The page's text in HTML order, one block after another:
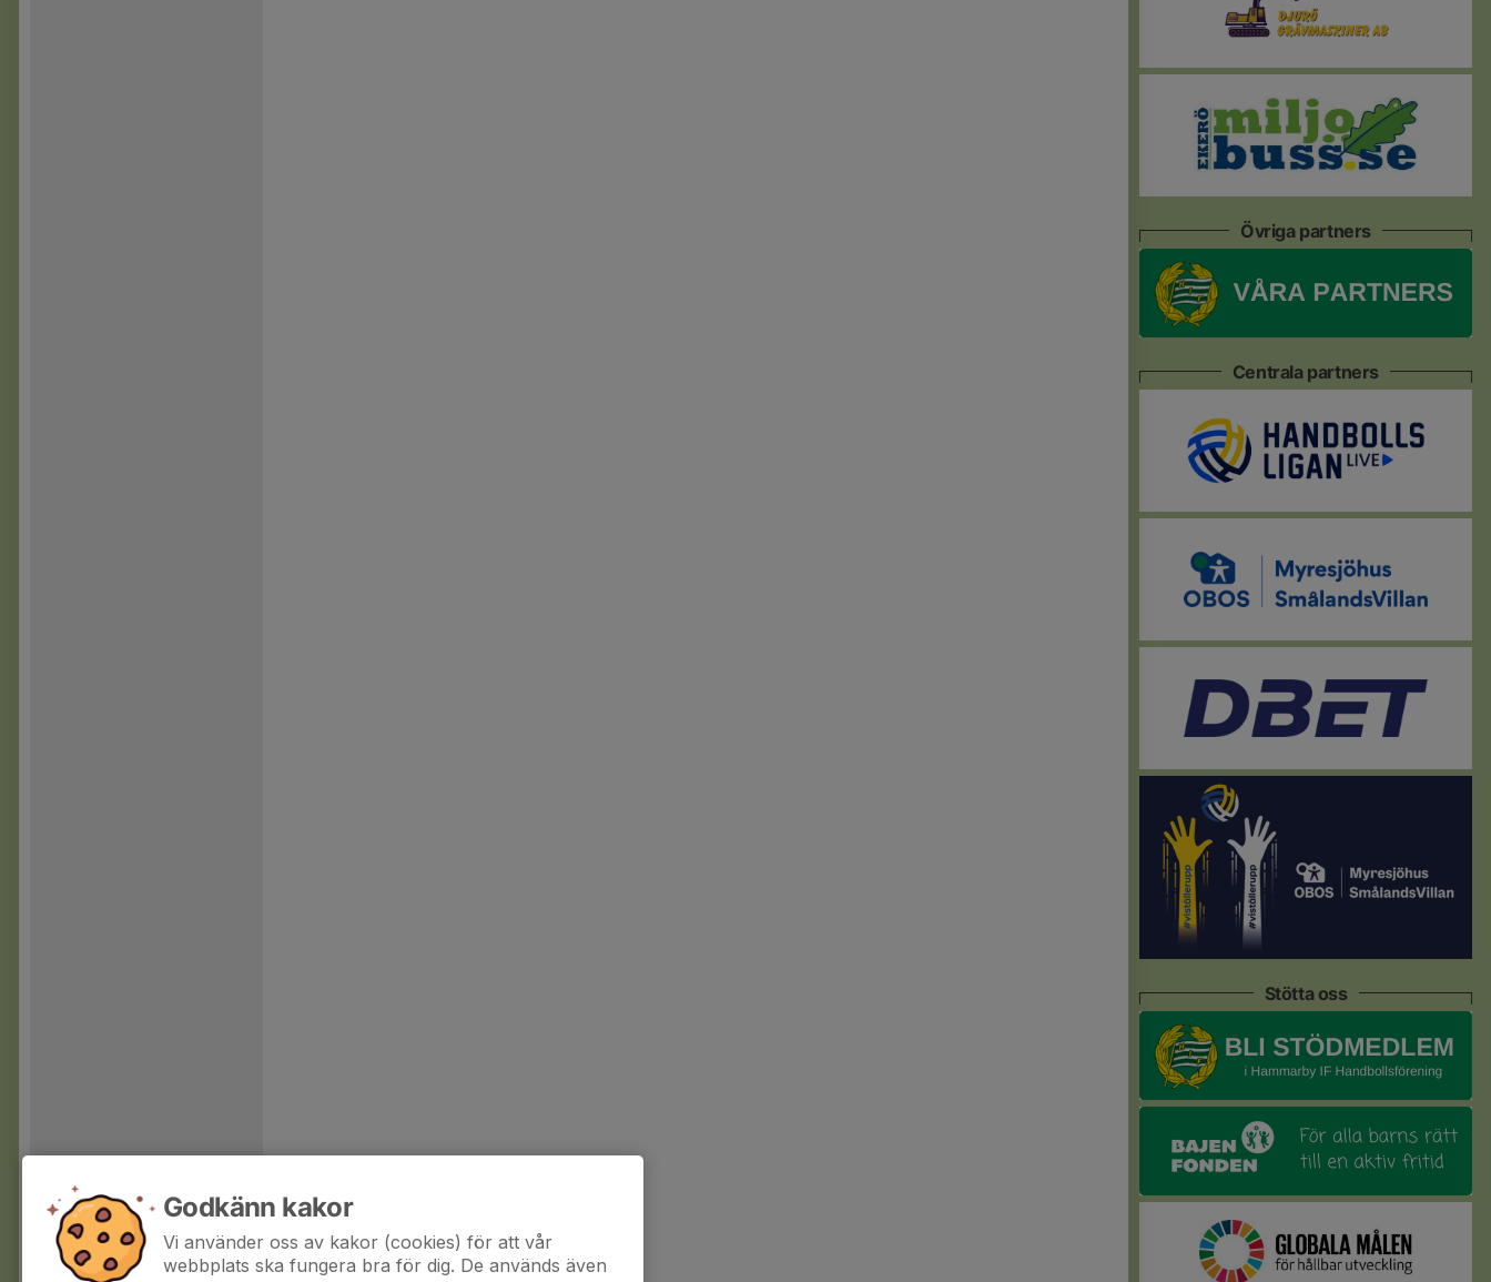
Övriga partners
Centrala partners
Stötta oss
Godkänn kakor
Vi använder oss av kakor (cookies) för att vår
webbplats ska fungera bra för dig. De används även